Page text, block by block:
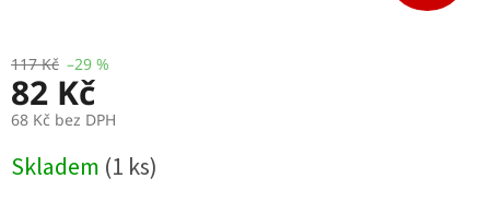
117 Kč –29 %
82 Kč
68 Kč bez DPH
cena:
Skladem (1 ks)